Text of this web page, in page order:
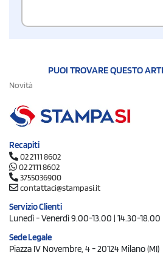
PUOI TROVARE QUESTO
Novità
Recapiti
02 2111 8602
02 2111 8602
3755036900
contattaci@stampasi.it
Servizio Clienti
Lunedì - Venerdì 9.00-13.00 | 14.30-18.00
Sede Legale
Piazza IV Novembre, 4 - 20124 Milano (MI)